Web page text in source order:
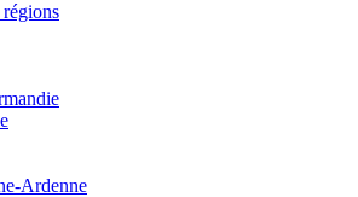
régions
Ardenne